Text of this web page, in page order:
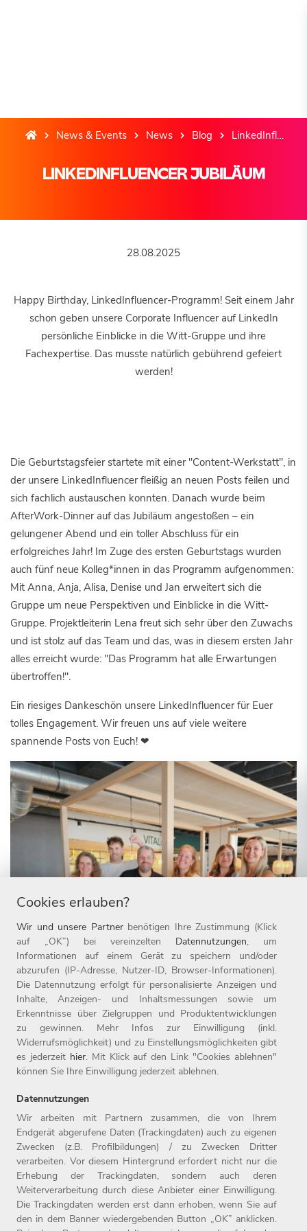
News & Events News Blog LinkedInfluencer Jubiläum
LINKEDINFLUENCER JUBILÄUM
28.08.2025
Happy Birthday, LinkedInfluencer-Programm! Seit einem Jahr
schon geben unsere Corporate Influencer auf LinkedIn
persönliche Einblicke in die Witt-Gruppe und ihre
Fachexpertise. Das musste natürlich gebührend gefeiert
werden!
Die Geburtstagsfeier startete mit einer "Content-Werkstatt", in
der unsere LinkedInfluencer fleißig an neuen Posts feilen und
sich fachlich austauschen konnten. Danach wurde beim
AfterWork-Dinner auf das Jubiläum angestoßen – ein
gelungener Abend und ein toller Abschluss für ein
erfolgreiches Jahr! Im Zuge des ersten Geburtstags wurden
auch fünf neue Kolleg*innen in das Programm aufgenommen:
Mit Anna, Anja, Alisa, Denise und Jan erweitert sich die
Gruppe um neue Perspektiven und Einblicke in die Witt-
Gruppe. Projektleiterin Lena freut sich sehr über den Zuwachs
und ist stolz auf das Team und das, was in diesem ersten Jahr
alles erreicht wurde: "Das Programm hat alle Erwartungen
übertroffen!".
Ein riesiges Dankeschön unsere LinkedInfluencer für Euer
tolles Engagement. Wir freuen uns auf viele weitere
spannende Posts von Euch! ❤
Home
Arbeitgeber
Benefits
Jobs
Initiativbewerbung
Kontakt
Compliance
Datenschutz
Impressum
Cookies erlauben?
Wir und unsere Partnerbenötigen Ihre Zustimmung (Klick
auf „OK”) bei vereinzelten Datennutzungen, um
Informationen auf einem Gerät zu speichern und/oder
abzurufen (IP-Adresse, Nutzer-ID, Browser-Informationen).
Die Datennutzung erfolgt für personalisierte Anzeigen und
Inhalte, Anzeigen- und Inhaltsmessungen sowie um
Erkenntnisse über Zielgruppen und Produktentwicklungen
zu gewinnen. Mehr Infos zur Einwilligung (inkl.
Widerrufsmöglichkeit) und zu Einstellungsmöglichkeiten gibt
es jederzeit hier. Mit Klick auf den Link "Cookies ablehnen"
können Sie Ihre Einwilligung jederzeit ablehnen.
Datennutzungen
Wir arbeiten mit Partnern zusammen, die von Ihrem
Endgerät abgerufene Daten (Trackingdaten) auch zu eigenen
Zwecken (z.B. Profilbildungen) / zu Zwecken Dritter
verarbeiten. Vor diesem Hintergrund erfordert nicht nur die
Erhebung der Trackingdaten, sondern auch deren
Weiterverarbeitung durch diese Anbieter einer Einwilligung.
Die Trackingdaten werden erst dann erhoben, wenn Sie auf
den in dem Banner wiedergebenden Button „OK” anklicken.